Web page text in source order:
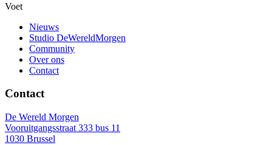
Voet
Nieuws
Studio DeWereldMorgen
Community
Over ons
Contact
Contact
De Wereld Morgen
Vooruitgangsstraat 333 bus 11
1030 Brussel